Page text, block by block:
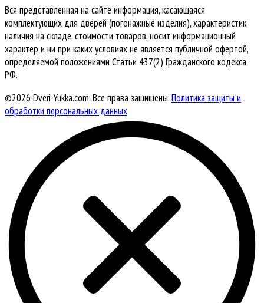
Вся представленная на сайте информация, касающаяся
комплектующих для дверей (погонажные изделия), характеристик,
наличия на складе, стоимости товаров, носит информационный
характер и ни при каких условиях не является публичной офертой,
определяемой положениями Статьи 437(2) Гражданского кодекса
РФ.
©2026 Dveri-Yukka.com. Все права защищены.Политика защиты и
обработки персональных данных